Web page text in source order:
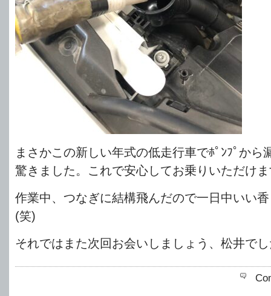
まさかこの新しい年式の低走行車でﾎﾟﾝﾌﾟから
驚きました。これで安心してお乗りいただけ
作業中、つなぎに結構飛んだので一日中いい
(笑)
それではまた次回お会いしましょう、松井で